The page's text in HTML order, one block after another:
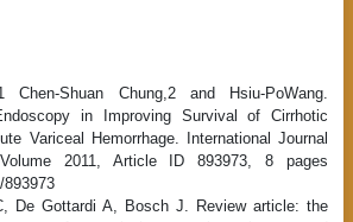
Chen-Shuan Chung,2 and Hsiu-PoWang.
in Improving Survival of Cirrhotic
Variceal Hemorrhage. International Journal
2011, Article ID 893973, 8 pages
893973
De Gottardi A, Bosch J. Review article: the